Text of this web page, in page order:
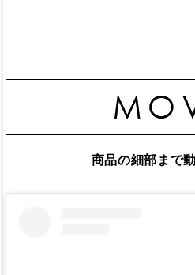
商品の細部まで